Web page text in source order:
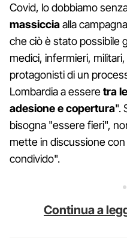
Covid, lo dobbiamo
massicciaalla
che ciò è stato possibile
medici, infermieri,
protagonisti di un
Lombardia a esseretra
adesione e copertura".
bisogna "essere fieri",
mette in discussione
condivido".
Continua a